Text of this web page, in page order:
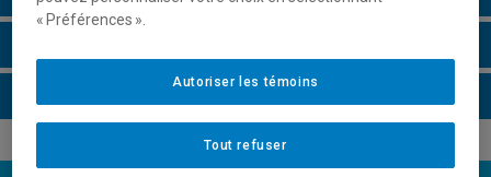
« Préférences ».
Tout refuser
Autoriser les témoins